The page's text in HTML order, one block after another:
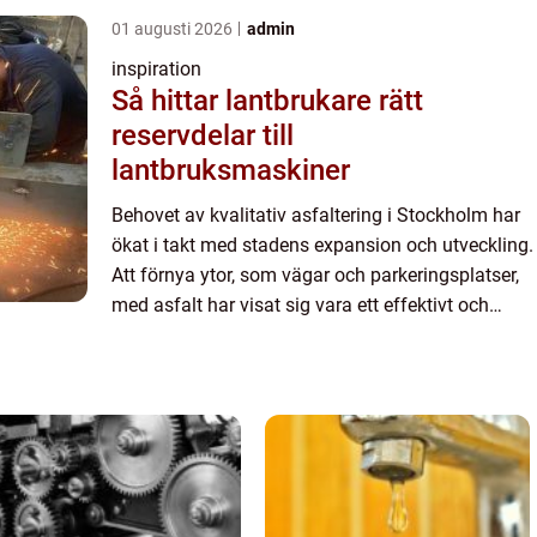
01 augusti 2026 admin
inspiration
Så hittar lantbrukare rätt
reservdelar till
lantbruksmaskiner
Behovet av kvalitativ asfaltering i Stockholm har
ökat i takt med stadens expansion och utveckling.
Att förnya ytor, som vägar och parkeringsplatser,
med asfalt har visat sig vara ett effektivt och